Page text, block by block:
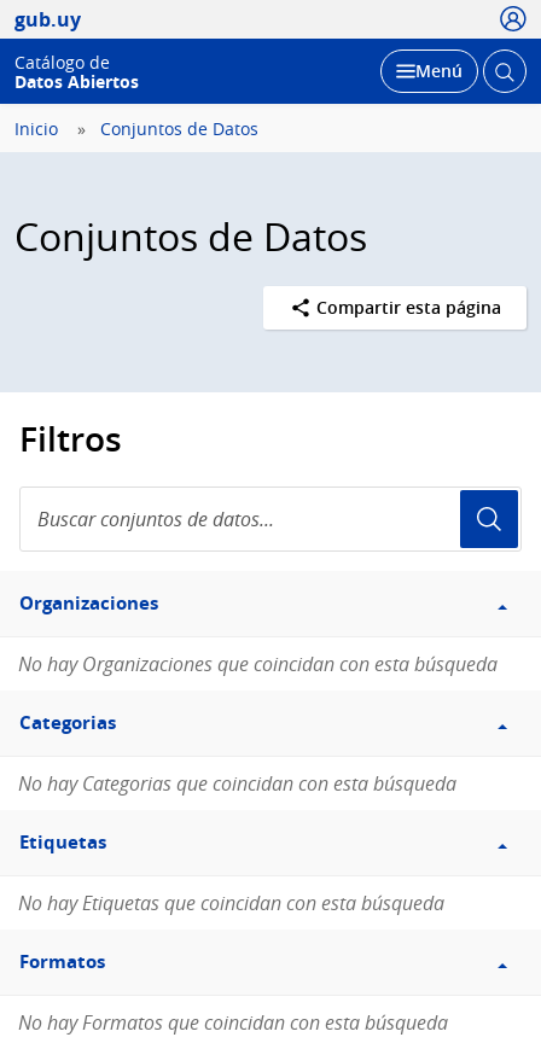
gub.uy
Catálogo de
Datos Abiertos
Desplegar
Menú Abrir
Inicio Conjuntos de Datos
Conjuntos de Datos
Compartir esta página
Filtros
conjuntos
de
Filtro
Organizaciones
Organizaciones
No hay Organizaciones que coincidan con esta búsqueda
Filtro
Categorias
Categorias
No hay Categorias que coincidan con esta búsqueda
Filtro
Etiquetas
Etiquetas
No hay Etiquetas que coincidan con esta búsqueda
Filtro
Formatos
Formatos
No hay Formatos que coincidan con esta búsqueda